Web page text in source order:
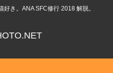
き。ANA SFC修行 2018 解脱。